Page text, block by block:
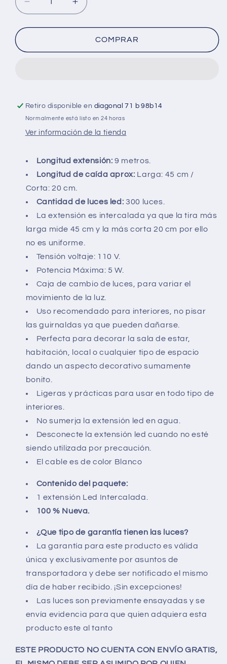
Reducir
cantidad
para
de
45cm
300LED
Color
Aumentar
cantidad
para
de
45cm
300LED
Color
COMPRAR
Retiro disponible en diagonal 71 b 98b14
Normalmente está listo en 24 horas
Ver información de la tienda
Longitud extensión: 9 metros.
Longitud de caída aprox: Larga: 45 cm /
Corta: 20 cm.
Cantidad de luces led: 300 luces.
La extensión es intercalada ya que la tira más
larga mide 45 cm y la más corta 20 cm por ello
no es uniforme.
Tensión voltaje: 110 V.
Potencia Máxima: 5 W.
Caja de cambio de luces, para variar el
movimiento de la luz.
Uso recomendado para interiores, no pisar
las guirnaldas ya que pueden dañarse.
Perfecta para decorar la sala de estar,
habitación, local o cualquier tipo de espacio
dando un aspecto decorativo sumamente
bonito.
Ligeras y prácticas para usar en todo tipo de
interiores.
No sumerja la extensión led en agua.
Desconecte la extensión led cuando no esté
siendo utilizada por precaución.
El cable es de color Blanco
Contenido del paquete:
1 extensión Led Intercalada.
100 % Nueva.
¿Que tipo de garantía tienen las luces?
La garantía para este producto es válida
única y exclusivamente por asuntos de
transportadora y debe ser notificado el mismo
día de haber recibido. ¡Sin excepciones!
Las luces son previamente ensayadas y se
envía evidencia para que quien adquiera esta
producto este al tanto
ESTE PRODUCTO NO CUENTA CON ENVÍO GRATIS,